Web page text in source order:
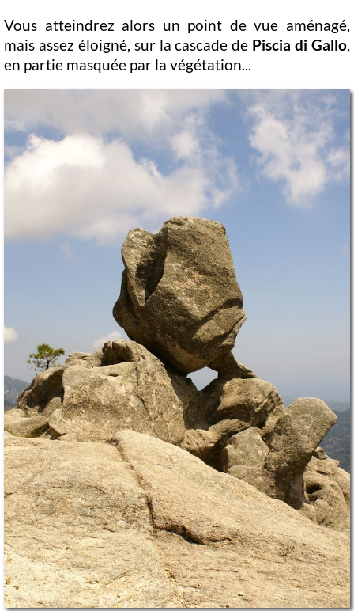
Vous atteindrez alors un point de vue aménagé,
mais assez éloigné, sur la cascade de Piscia di Gallo,
en partie masquée par la végétation...